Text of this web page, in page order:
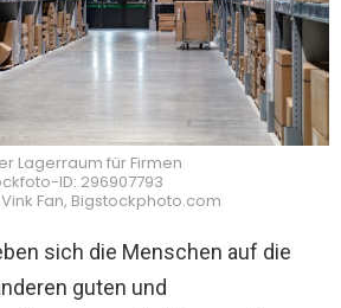
Lagerraum für Firmen
ID: 296907793
Fan, Bigstockphoto.com
sich die Menschen auf die
guten und